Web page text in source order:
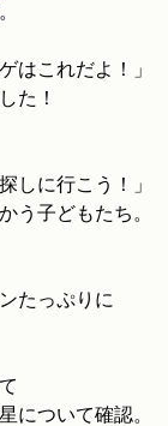
はこれだよ！」
た！
しに行こう！」
う子どもたち。
たっぷりに
について確認。